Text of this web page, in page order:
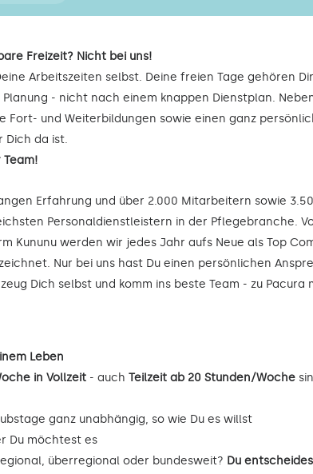
Freizeit? Nicht bei uns!
Arbeitszeiten selbst. Deine freien Tage gehören
- nicht nach einem knappen Dienstplan.
Fort- und Weiterbildungen sowie einen ganz
Dich da ist.
Team!
Erfahrung und über 2.000 Mitarbeitern sowie
Personaldienstleistern in der Pflegebranche.
Kununu werden wir jedes Jahr aufs Neue als Top
Nur bei uns hast Du einen persönlichen
Dich selbst und komm ins beste Team - zu Pacura
Leben
in Vollzeit - auch Teilzeit ab 20 Stunden/Woche
ganz unabhängig, so wie Du es willst
Du möchtest es
überregional oder bundesweit? Du